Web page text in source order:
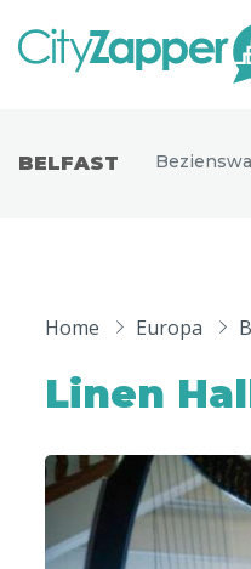
Nederland
Europa
Noord-Amerika
Andere wereldsteden
Uitgelichte
BELFAST
Home Europa
Linen